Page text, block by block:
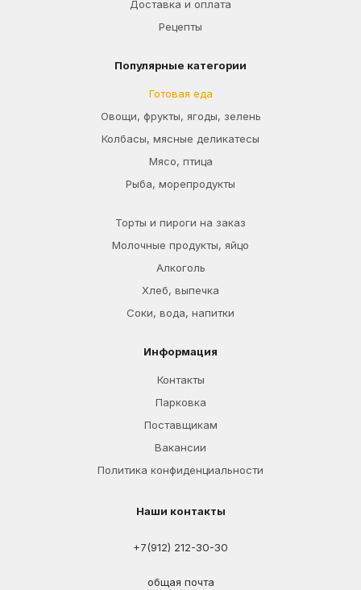
Доставка и оплата
Рецепты
Популярные категории
Готовая еда
Овощи, фрукты, ягоды, зелень
Колбасы, мясные деликатесы
Мясо, птица
Рыба, морепродукты
Торты и пироги на заказ
Молочные продукты, яйцо
Алкоголь
Хлеб, выпечка
Соки, вода, напитки
Информация
Контакты
Парковка
Поставщикам
Вакансии
Политика конфиденциальности
Наши контакты
+7(912) 212-30-30
общая почта